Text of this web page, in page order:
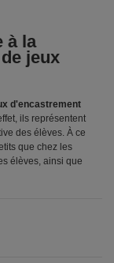
à la
jeux
d'encastrement
ils représentent
des élèves. À ce
que chez les
élèves, ainsi que